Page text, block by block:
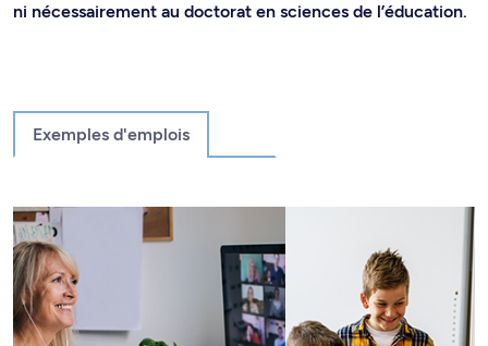
ni nécessairement au doctorat en sciences de l’éducation.
Exemples d'emplois